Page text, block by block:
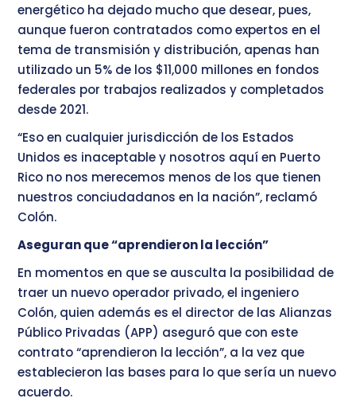
energético ha dejado mucho que desear, pues,
aunque fueron contratados como expertos en el
tema de transmisión y distribución, apenas han
utilizado un 5% de los $11,000 millones en fondos
federales por trabajos realizados y completados
desde 2021.
“Eso en cualquier jurisdicción de los Estados
Unidos es inaceptable y nosotros aquí en Puerto
Rico no nos merecemos menos de los que tienen
nuestros conciudadanos en la nación”, reclamó
Colón.
Aseguran que “aprendieron la lección”
En momentos en que se ausculta la posibilidad de
traer un nuevo operador privado, el ingeniero
Colón, quien además es el director de las Alianzas
Público Privadas (APP) aseguró que con este
contrato “aprendieron la lección”, a la vez que
establecieron las bases para lo que sería un nuevo
acuerdo.